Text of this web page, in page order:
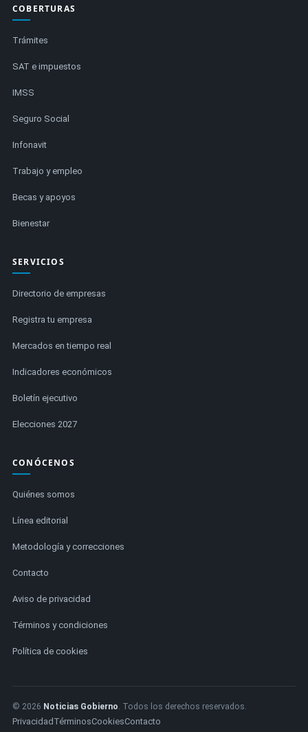
COBERTURAS
Trámites
SAT e impuestos
IMSS
Seguro Social
Infonavit
Trabajo y empleo
Becas y apoyos
Bienestar
SERVICIOS
Directorio de empresas
Registra tu empresa
Mercados en tiempo real
Indicadores económicos
Boletín ejecutivo
Elecciones 2027
CONÓCENOS
Quiénes somos
Línea editorial
Metodología y correcciones
Contacto
Aviso de privacidad
Términos y condiciones
Política de cookies
© 2026 Noticias Gobierno. Todos los derechos reservados.
Privacidad TérminosCookiesContacto